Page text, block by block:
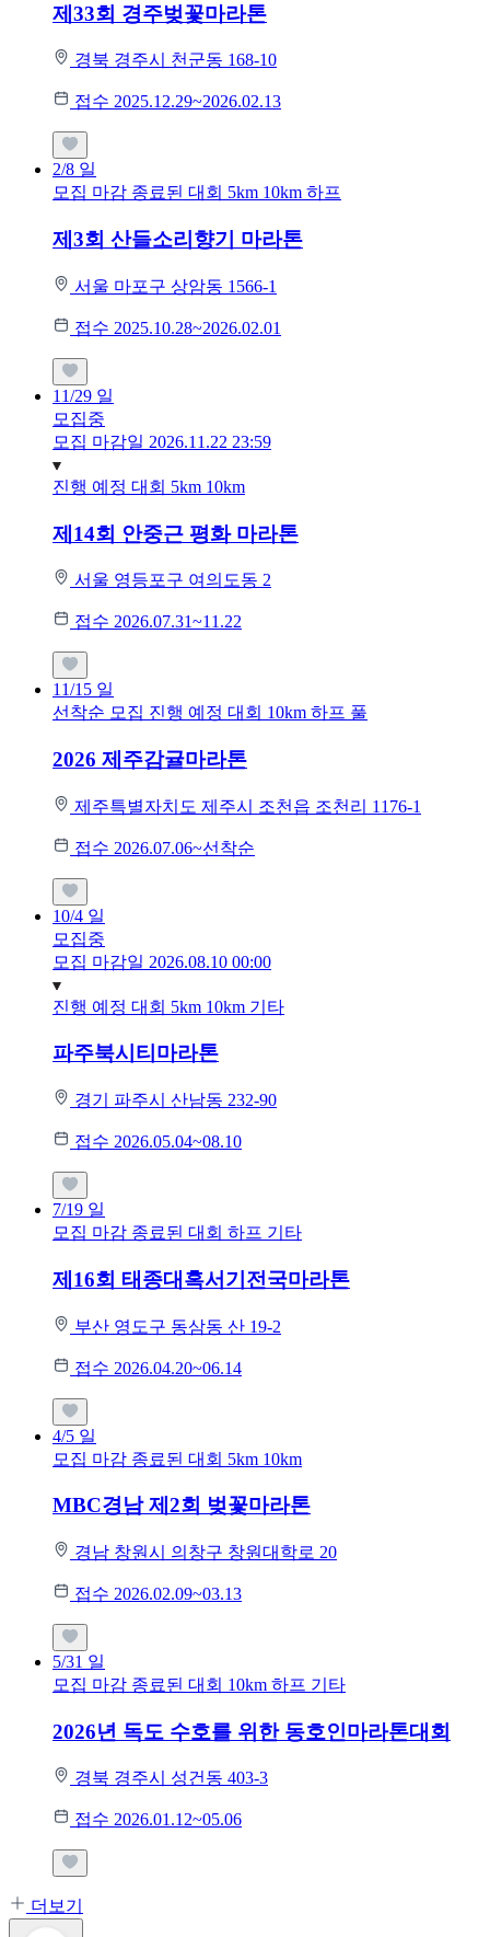
제33회 경주벚꽃마라톤
경북 경주시 천군동 168-10
접수 2025.12.29~2026.02.13
2/8 일
모집 마감 종료된 대회 5km 10km 하프
제3회 산들소리향기 마라톤
서울 마포구 상암동 1566-1
접수 2025.10.28~2026.02.01
11/29 일
모집중
모집 마감일 2026.11.22 23:59
진행 예정 대회 5km 10km
제14회 안중근 평화 마라톤
서울 영등포구 여의도동 2
접수 2026.07.31~11.22
11/15 일
선착순 모집 진행 예정 대회 10km 하프 풀
2026 제주감귤마라톤
제주특별자치도 제주시 조천읍 조천리 1176-1
접수 2026.07.06~선착순
10/4 일
모집중
모집 마감일 2026.08.10 00:00
진행 예정 대회 5km 10km 기타
파주북시티마라톤
경기 파주시 산남동 232-90
접수 2026.05.04~08.10
7/19 일
모집 마감 종료된 대회 하프 기타
제16회 태종대혹서기전국마라톤
부산 영도구 동삼동 산 19-2
접수 2026.04.20~06.14
4/5 일
모집 마감 종료된 대회 5km 10km
MBC경남 제2회 벚꽃마라톤
경남 창원시 의창구 창원대학로 20
접수 2026.02.09~03.13
5/31 일
모집 마감 종료된 대회 10km 하프 기타
2026년 독도 수호를 위한 동호인마라톤대회
경북 경주시 성건동 403-3
접수 2026.01.12~05.06
더보기